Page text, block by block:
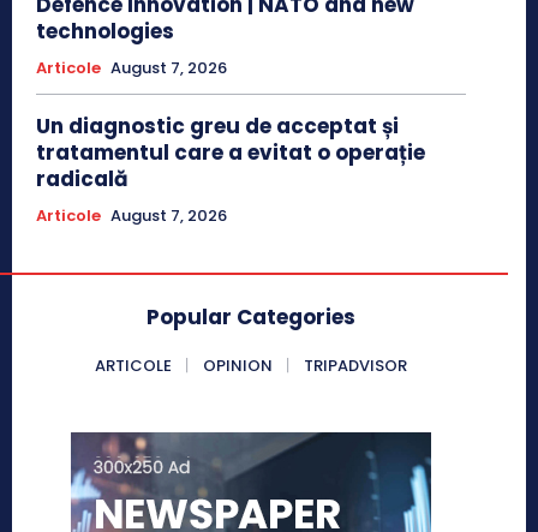
technologies
Articole August 7, 2026
Un diagnostic greu de acceptat și
tratamentul care a evitat o operație
radicală
Articole August 7, 2026
Popular Categories
ARTICOLE OPINION TRIPADVISOR